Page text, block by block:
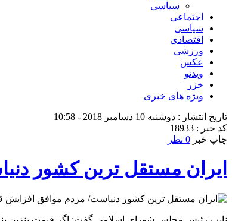
سیاسی
اجتماعی
سیاسی
اقتصادی
ورزشی
عکس
ویدئو
خزر
ویژه های خبری
تاریخ انتشار : دوشنبه 10 دسامبر 2018 - 10:58
کد خبر : 18933
چاپ خبر 0 نظر
ایران مستقل ترین کشور